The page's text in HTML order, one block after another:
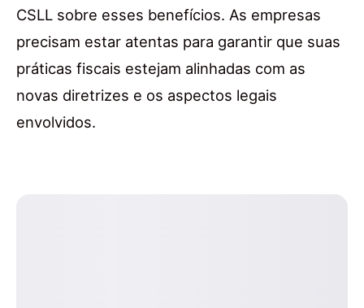
CSLL sobre esses benefícios. As empresas
precisam estar atentas para garantir que suas
práticas fiscais estejam alinhadas com as
novas diretrizes e os aspectos legais
envolvidos.